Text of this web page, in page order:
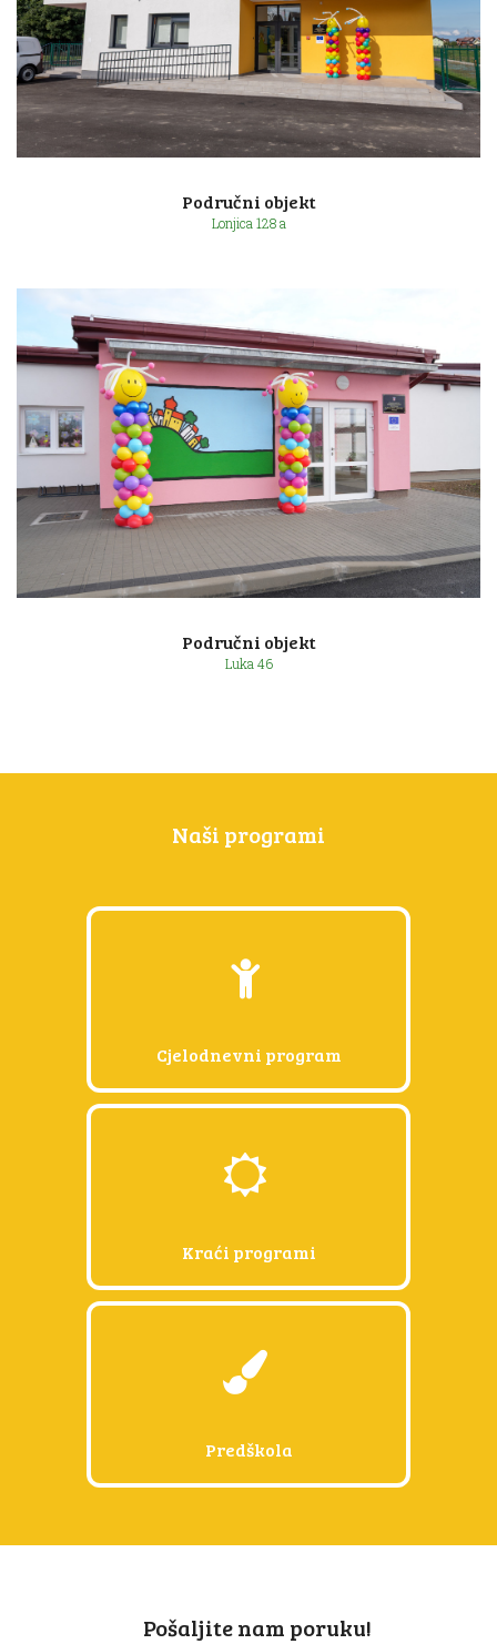
Ulica 7. svibnja 12a
Lonjica 128 a
Područni objekt
Lonjica 128 a
Područni objekt
Luka 46
Naši programi
Cjelodnevni program
Kraći programi
Predškola
Pošaljite nam poruku!